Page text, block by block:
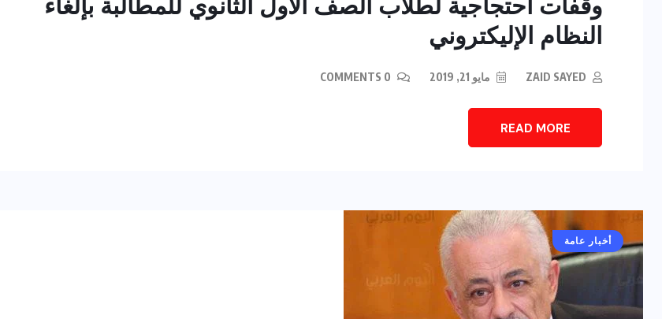
النظام الإليكتروني
ZAID SAYED مايو 21, 2019
READ MORE
أخبار عامة